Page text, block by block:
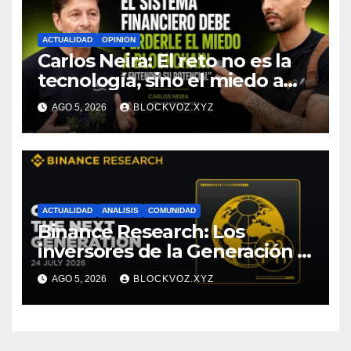
ACTUALIDAD OPINION
Carlos Neira: El reto no es la
tecnología, sino el miedo a
entenderla
AGO 5, 2026 BLOCKVOZ.XYZ
ACTUALIDAD ANALISIS COMUNIDAD
Binance Research: Los
inversores de la Generación Z
empiezan más jóvenes y
muestran mayor disciplina
financiera
AGO 5, 2026 BLOCKVOZ.XYZ